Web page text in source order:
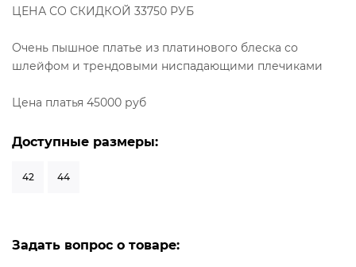
ЦЕНА СО СКИДКОЙ 33750 РУБ
Очень пышное платье из платинового блеска со
шлейфом и трендовыми ниспадающими плечиками
Цена платья 45000 руб
Доступные размеры:
42 44
Задать вопрос о товаре: